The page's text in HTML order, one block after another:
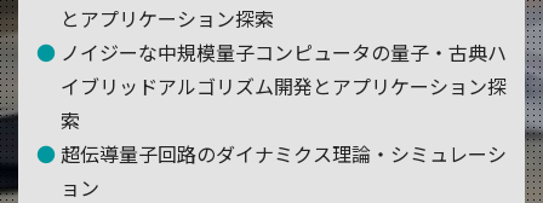
とアプリケーション探索
ノイジーな中規模量子コンピュータの量子・古典ハ
イブリッドアルゴリズム開発とアプリケーション探
索
超伝導量子回路のダイナミクス理論・シミュレーシ
ョン